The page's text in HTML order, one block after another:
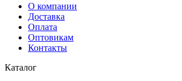
О компании
Доставка
Оплата
Оптовикам
Контакты
Каталог